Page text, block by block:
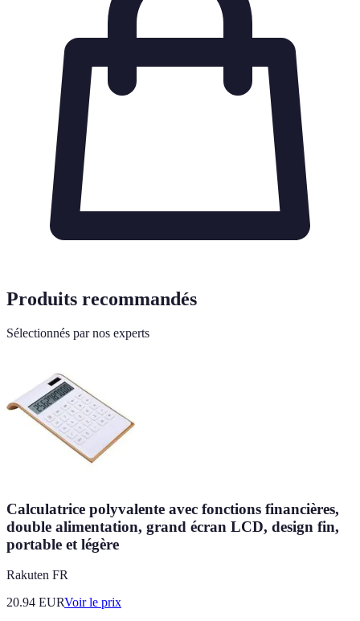
Produits recommandés
Sélectionnés par nos experts
Calculatrice polyvalente avec fonctions financières,
double alimentation, grand écran LCD, design fin,
portable et légère
Rakuten FR
20.94 EURVoir le prix